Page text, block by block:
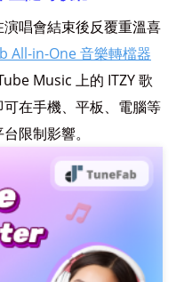
唱會結束後反覆重溫喜
All-in-One 音樂轉檔器
Music 上的 ITZY 歌
在手機、平板、電腦等
限制影響。